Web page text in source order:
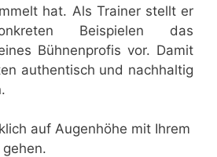
hat. Als Trainer stellt er
Beispielen das
Bühnenprofis vor. Damit
authentisch und nachhaltig
auf Augenhöhe mit Ihrem